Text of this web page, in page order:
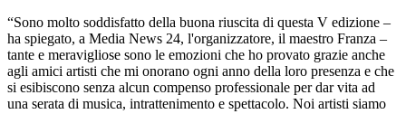
“Sono molto soddisfatto della buona riuscita di questa V edizione –
ha spiegato, a Media News 24, l'organizzatore, il maestro Franza –
tante e meravigliose sono le emozioni che ho provato grazie anche
agli amici artisti che mi onorano ogni anno della loro presenza e che
si esibiscono senza alcun compenso professionale per dar vita ad
una serata di musica, intrattenimento e spettacolo. Noi artisti siamo